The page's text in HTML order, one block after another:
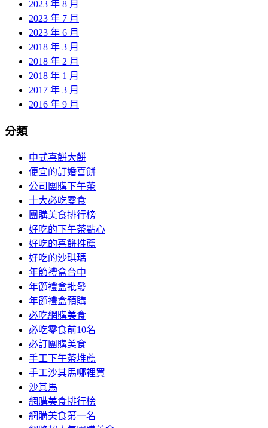
2023 年 8 月
2023 年 7 月
2023 年 6 月
2018 年 3 月
2018 年 2 月
2018 年 1 月
2017 年 3 月
2016 年 9 月
分類
中式喜餅大餅
便宜的訂婚喜餅
公司團購下午茶
十大必吃零食
團購美食排行榜
好吃的下午茶點心
好吃的喜餅推薦
好吃的沙琪瑪
年節禮盒台中
年節禮盒批發
年節禮盒預購
必吃網購美食
必吃零食前10名
必訂團購美食
手工下午茶堆薦
手工沙其馬哪裡買
沙其馬
網購美食排行榜
網購美食第一名